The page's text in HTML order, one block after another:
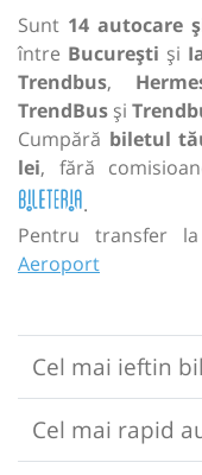
Sunt 14 autocare
între București și
Trendbus,
TrendBus și
Cumpără biletul
lei, fără
.
Pentru transfer
Aeroport
Cel mai ieftin
Cel mai rapid